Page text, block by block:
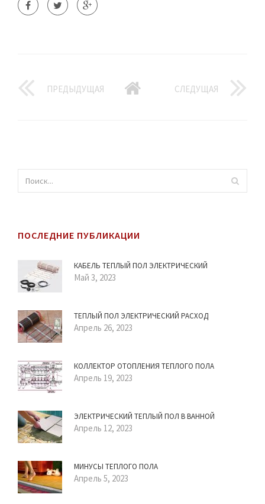
ПРЕДЫДУЩАЯ СЛЕДУЩАЯ
ПОСЛЕДНИЕ ПУБЛИКАЦИИ
КАБЕЛЬ ТЕПЛЫЙ ПОЛ ЭЛЕКТРИЧЕСКИЙ
Май 3, 2023
ТЕПЛЫЙ ПОЛ ЭЛЕКТРИЧЕСКИЙ РАСХОД
Апрель 26, 2023
КОЛЛЕКТОР ОТОПЛЕНИЯ ТЕПЛОГО ПОЛА
Апрель 19, 2023
ЭЛЕКТРИЧЕСКИЙ ТЕПЛЫЙ ПОЛ В ВАННОЙ
Апрель 12, 2023
МИНУСЫ ТЕПЛОГО ПОЛА
Апрель 5, 2023